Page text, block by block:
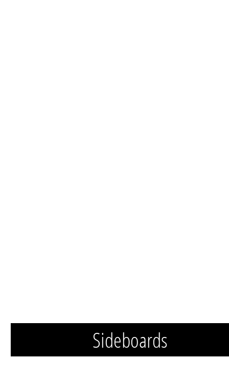
Sideboards